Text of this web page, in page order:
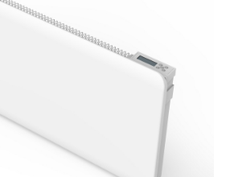
VENTILAÇÃO
TRATAMENTO AÉREO
CASA